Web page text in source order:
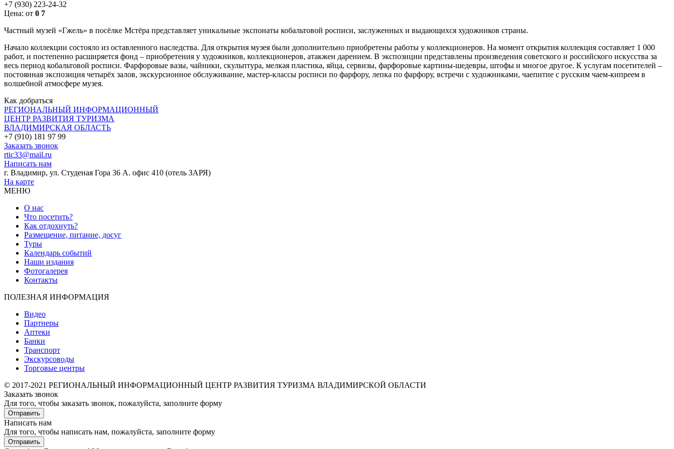
+7 (930) 223-24-32
Цена: от 0 7
Частный музей «Гжель» в посёлке Мстёра представляет уникальные экспонаты кобальтовой росписи, заслуженных и выдающихся художников страны.
Начало коллекции состояло из оставленного наследства. Для открытия музея были дополнительно приобретены работы у коллекционеров. На момент открытия коллекция составляет 1 000
работ, и постепенно расширяется фонд – приобретения у художников, коллекционеров, атакжен дарением. В экспозиции представлены произведения советского и российского искусства за
весь период кобальтовой росписи. Фарфоровые вазы, чайники, скульптура, мелкая пластика, яйца, сервизы, фарфоровые картины-шедевры, штофы и многое другое. К услугам посетителей –
постоянная экспозиция четырёх залов, экскурсионное обслуживание, мастер-классы росписи по фарфору, лепка по фарфору, встречи с художниками, чаепитие с русским чаем-кипреем в
волшебной атмосфере музея.
Как добраться
РЕГИОНАЛЬНЫЙ ИНФОРМАЦИОННЫЙ
ЦЕНТР РАЗВИТИЯ ТУРИЗМА
ВЛАДИМИРСКАЯ ОБЛАСТЬ
+7 (910) 181 97 99
Заказать звонок
rtic33@mail.ru
Написать нам
г. Владимир, ул. Студеная Гора 36 А. офис 410 (отель ЗАРЯ)
На карте
МЕНЮ
О нас
Что посетить?
Как отдохнуть?
Размещение, питание, досуг
Туры
Календарь событий
Наши издания
Фотогалерея
Контакты
ПОЛЕЗНАЯ ИНФОРМАЦИЯ
Видео
Партнеры
Аптеки
Банки
Транспорт
Экскурсоводы
Торговые центры
© 2017-2021 РЕГИОНАЛЬНЫЙ ИНФОРМАЦИОННЫЙ ЦЕНТР РАЗВИТИЯ ТУРИЗМА ВЛАДИМИРСКОЙ ОБЛАСТИ
Заказать звонок
Для того, чтобы заказать звонок, пожалуйста, заполните форму
Отправить
Написать нам
Для того, чтобы написать нам, пожалуйста, заполните форму
Отправить